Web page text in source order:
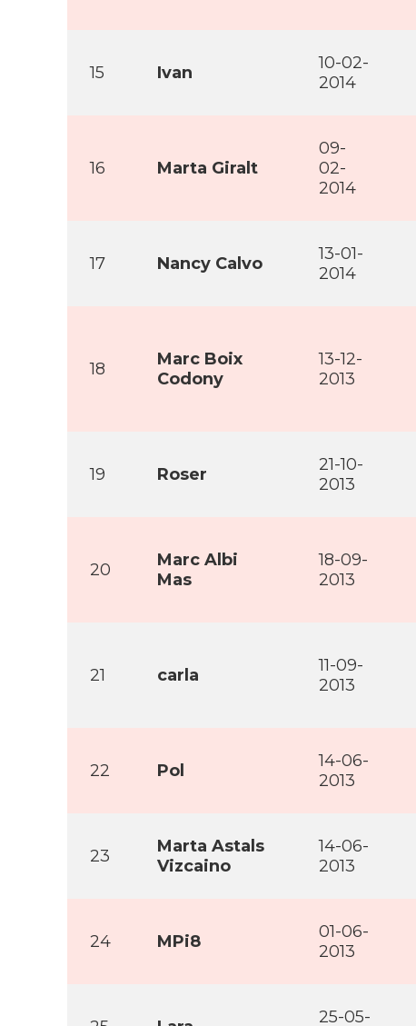
15 Ivan
10-02-
2014
16 Marta Giralt
09-
02-
2014
17 Nancy Calvo
13-01-
2014
18
Marc Boix
Codony
13-12-
2013
19 Roser
21-10-
2013
20
Marc Albi
Mas
18-09-
2013
21 carla
11-09-
2013
22 Pol
14-06-
2013
23
Marta Astals
Vizcaino
14-06-
2013
24 MPi8
01-06-
2013
25-05-